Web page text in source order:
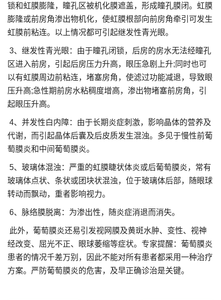
锁和虹膜膨隆，瞳孔区被机化膜遮盖，形成瞳孔膜闭。虹膜
膨隆或前房角渗出物机化，使虹膜根部向前房角牵引可发生
虹膜前粘连。以上情况都可引起继发性青光眼。
3、继发性青光眼：由于瞳孔闭锁，后房的房水无法经瞳孔
区进入前房，引起后房压力升高，眼压急剧上升;同时也可
以有虹膜周边前粘连，堵塞房角，使滤过功能减退，导致眼
压升高;急性期前房水粘稠度增高，渗出物堵塞前房角，引
起眼压升高。
4、并发性白内障：由于长期炎症刺激，影响晶体的营养及
代谢，而引起晶体后囊及后皮质发生混浊。多见于慢性前葡
萄膜炎和中间葡萄膜炎。
5、玻璃体混浊：严重的虹膜睫状体炎或后葡萄膜炎，常有
玻璃体点状、条状或团块状混浊，位于玻璃体后部，随眼球
转动而飘动，重者影响视力。
6、脉络膜脱离：为渗出性，随炎症消退而消失。
此外，葡萄膜炎还易引发视网膜及黄斑水肿、变性、视神
经改变、屈光不正、眼球萎缩等症状。专家提醒：葡萄膜炎
患者的情况千差万别，因此不能对所有患者都采用一种治疗
方案。严防葡萄膜炎的危害，及早正确诊治是关键。